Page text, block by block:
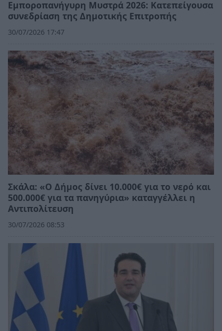
Εμποροπανήγυρη Μυστρά 2026: Κατεπείγουσα
συνεδρίαση της Δημοτικής Επιτροπής
30/07/2026 17:47
Σκάλα: «Ο Δήμος δίνει 10.000€ για το νερό και
500.000€ για τα πανηγύρια» καταγγέλλει η
Αντιπολίτευση
30/07/2026 08:53